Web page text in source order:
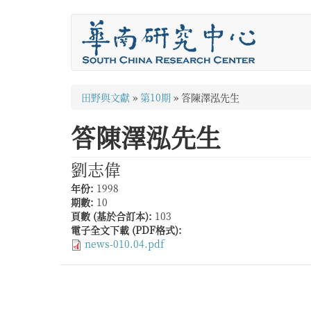
您
在
這
裡
田野與文獻 » 第10期 » 答陳澤泓先生
答陳澤泓先生
劉志偉
年份: 1998
期數: 10
頁數 (基於合訂本): 103
電子全文下載 (PDF格式):
news-010.04.pdf